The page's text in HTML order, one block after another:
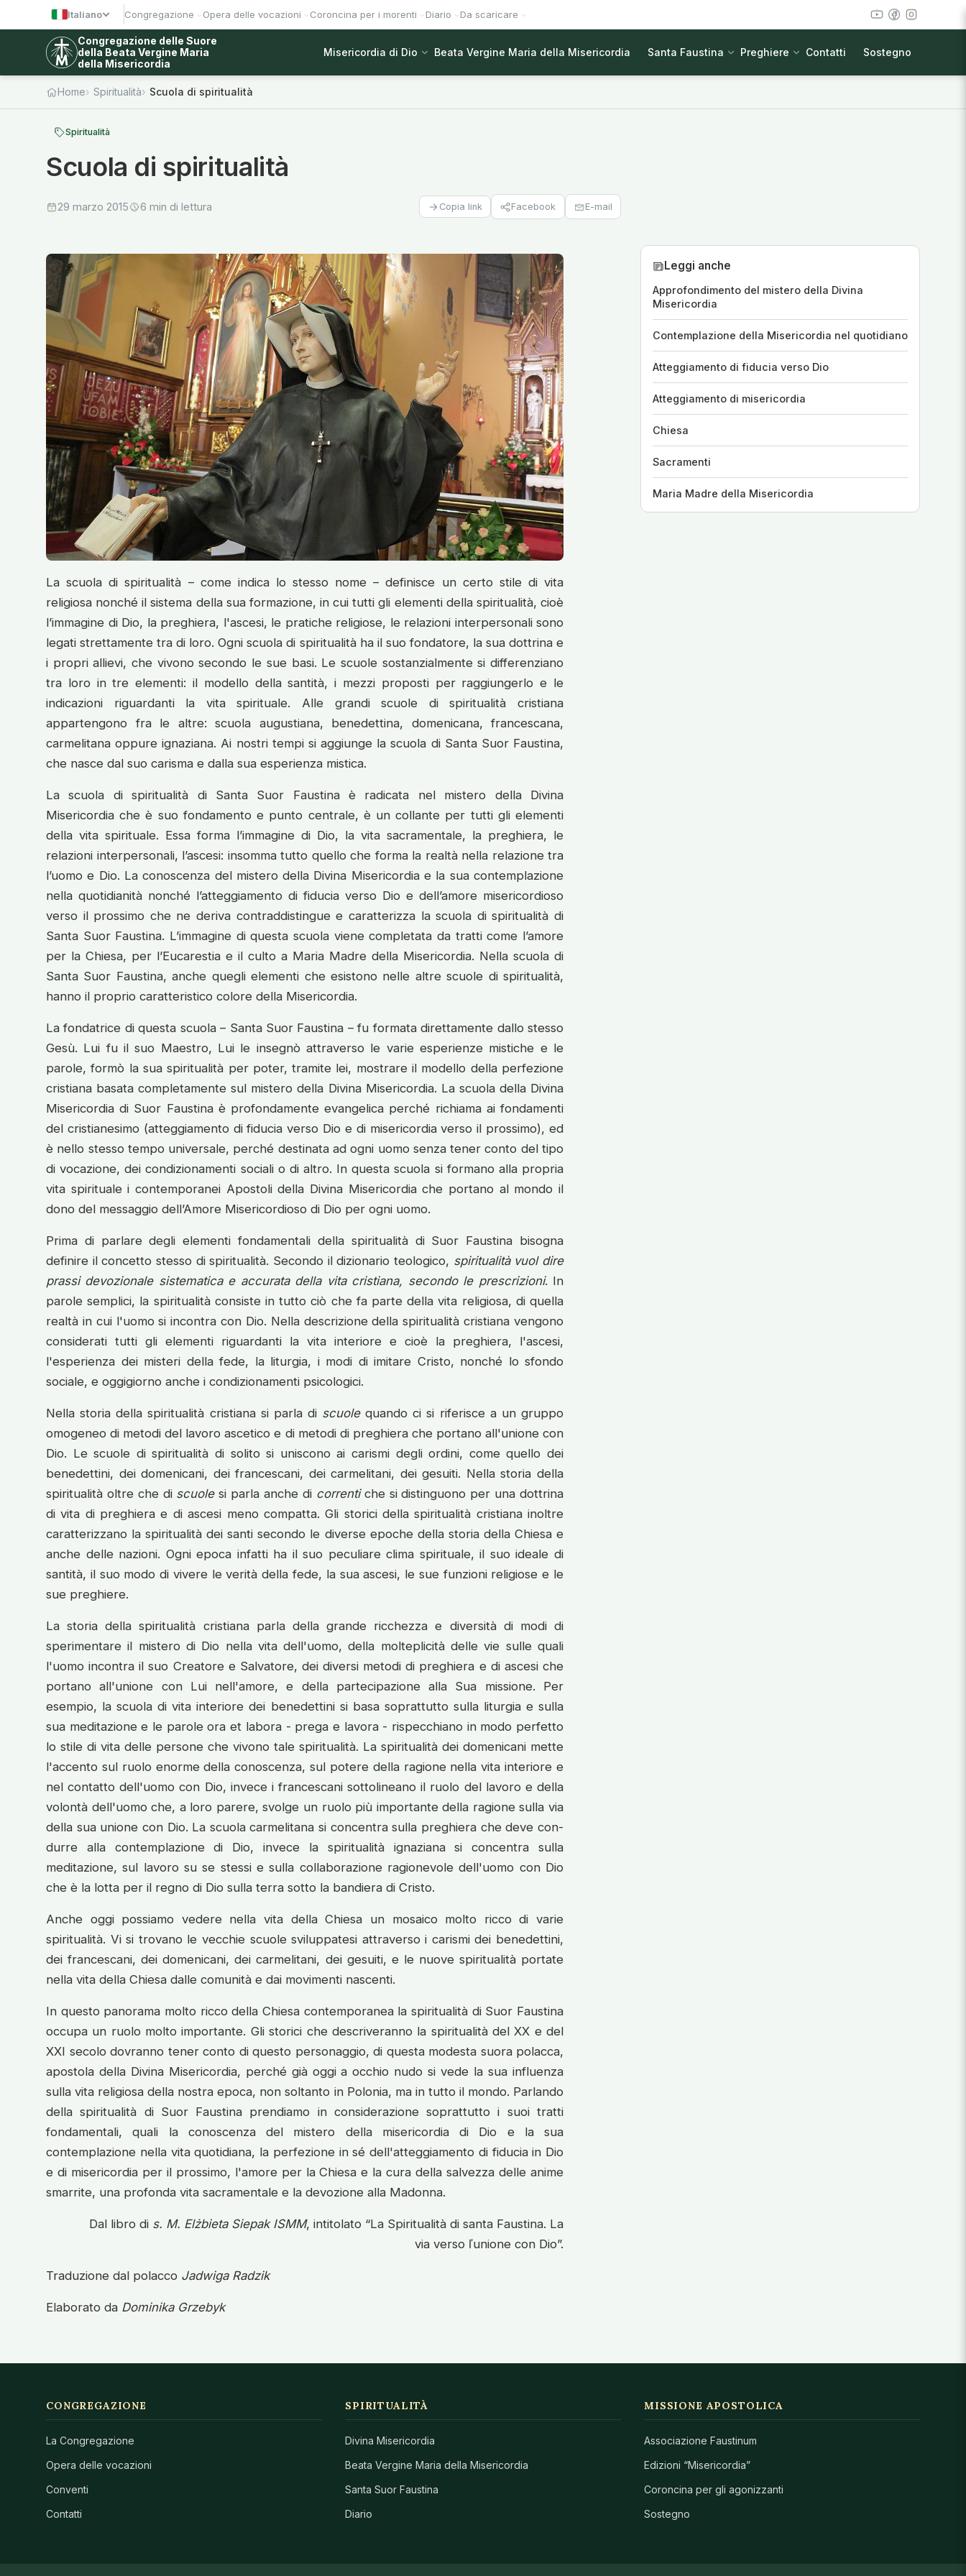
Italiano Congregazione Opera delle vocazioni Coroncina per i morenti Diario Da scaricare
Congregazione delle Suore
della Beata Vergine Maria
della Misericordia
Misericordia di Dio Beata Vergine Maria della Misericordia Santa Faustina Preghiere Contatti Sostegno
Home Spiritualità Scuola di spiritualità
Spiritualità
Scuola di spiritualità
29 marzo 2015 6 min di lettura Copia link Facebook E-mail
La scuola di spiritualità – come indica lo stesso nome – definisce un certo stile di vita
religiosa nonché il sistema della sua formazione, in cui tutti gli elementi della spiritualità, cioè
l’immagine di Dio, la preghiera, l'ascesi, le pratiche religiose, le relazioni interpersonali sono
legati strettamente tra di loro. Ogni scuola di spiritualità ha il suo fondatore, la sua dottrina e
i propri allievi, che vivono secondo le sue basi. Le scuole sostanzialmente si differenziano
tra loro in tre elementi: il modello della santità, i mezzi proposti per raggiungerlo e le
indicazioni riguardanti la vita spirituale. Alle grandi scuole di spiritualità cristiana
appartengono fra le altre: scuola augustiana, benedettina, domenicana, francescana,
carmelitana oppure ignaziana. Ai nostri tempi si aggiunge la scuola di Santa Suor Faustina,
che nasce dal suo carisma e dalla sua esperienza mistica.
La scuola di spiritualità di Santa Suor Faustina è radicata nel mistero della Divina
Misericordia che è suo fondamento e punto centrale, è un collante per tutti gli elementi
della vita spirituale. Essa forma l’immagine di Dio, la vita sacramentale, la preghiera, le
relazioni interpersonali, l’ascesi: insomma tutto quello che forma la realtà nella relazione tra
l’uomo e Dio. La conoscenza del mistero della Divina Misericordia e la sua contemplazione
nella quotidianità nonché l’atteggiamento di fiducia verso Dio e dell’amore misericordioso
verso il prossimo che ne deriva contraddistingue e caratterizza la scuola di spiritualità di
Santa Suor Faustina. L’immagine di questa scuola viene completata da tratti come l’amore
per la Chiesa, per l’Eucarestia e il culto a Maria Madre della Misericordia. Nella scuola di
Santa Suor Faustina, anche quegli elementi che esistono nelle altre scuole di spiritualità,
hanno il proprio caratteristico colore della Misericordia.
La fondatrice di questa scuola – Santa Suor Faustina – fu formata direttamente dallo stesso
Gesù. Lui fu il suo Maestro, Lui le insegnò attraverso le varie esperienze mistiche e le
parole, formò la sua spiritualità per poter, tramite lei, mostrare il modello della perfezione
cristiana basata completamente sul mistero della Divina Misericordia. La scuola della Divina
Misericordia di Suor Faustina è profondamente evangelica perché richiama ai fondamenti
del cristianesimo (atteggiamento di fiducia verso Dio e di misericordia verso il prossimo), ed
è nello stesso tempo universale, perché destinata ad ogni uomo senza tener conto del tipo
di vocazione, dei condizionamenti sociali o di altro. In questa scuola si formano alla propria
vita spirituale i contemporanei Apostoli della Divina Misericordia che portano al mondo il
dono del messaggio dell’Amore Misericordioso di Dio per ogni uomo.
Prima di parlare degli elementi fondamentali della spiritualità di Suor Faustina bisogna
definire il concetto stesso di spiritualità. Secondo il dizionario teologico, spiritualità vuol dire
prassi devozionale sistematica e accurata della vita cristiana, secondo le prescrizioni. In
parole semplici, la spiritualità consiste in tutto ciò che fa parte della vita religiosa, di quella
realtà in cui l'uomo si incontra con Dio. Nella descrizione della spiritualità cristiana vengono
considerati tutti gli elementi riguardanti la vita interiore e cioè la preghiera, l'ascesi,
l'esperienza dei misteri della fede, la liturgia, i modi di imitare Cristo, nonché lo sfondo
sociale, e oggigiorno anche i condizionamenti psicologici.
Nella storia della spiritualità cristiana si parla di scuolequando ci si riferisce a un gruppo
omogeneo di metodi del lavoro ascetico e di metodi di preghiera che portano all'unione con
Dio. Le scuole di spiritualità di solito si uniscono ai carismi degli ordini, come quello dei
benedettini, dei domenicani, dei francescani, dei carmelitani, dei gesuiti. Nella storia della
spiritualità oltre che di scuolesi parla anche di correntiche si distinguono per una dottrina
di vita di preghiera e di ascesi meno compatta. Gli storici della spiritualità cristiana inoltre
caratterizzano la spiritualità dei santi secondo le diverse epoche della storia della Chiesa e
anche delle nazioni. Ogni epoca infatti ha il suo peculiare clima spirituale, il suo ideale di
santità, il suo modo di vivere le verità della fede, la sua ascesi, le sue funzioni religiose e le
sue preghiere.
La storia della spiritualità cristiana parla della grande ricchezza e diversità di modi di
sperimentare il mistero di Dio nella vita dell'uomo, della molteplicità delle vie sulle quali
l'uomo incontra il suo Creatore e Salvatore, dei diversi metodi di preghiera e di ascesi che
portano all'unione con Lui nell'amore, e della partecipazione alla Sua missione. Per
esempio, la scuola di vita interiore dei benedettini si basa soprattutto sulla liturgia e sulla
sua meditazione e le parole ora et labora - prega e lavora - rispecchiano in modo perfetto
lo stile di vita delle persone che vivono tale spiritualità. La spiritualità dei domenicani mette
l'accento sul ruolo enorme della conoscenza, sul potere della ragione nella vita interiore e
nel contatto dell'uomo con Dio, invece i francescani sottolineano il ruolo del lavoro e della
volontà dell'uomo che, a loro parere, svolge un ruolo più importante della ragione sulla via
della sua unione con Dio. La scuola carmelitana si concentra sulla preghiera che deve con-
durre alla contemplazione di Dio, invece la spiritualità ignaziana si concentra sulla
meditazione, sul lavoro su se stessi e sulla collaborazione ragionevole dell'uomo con Dio
che è la lotta per il regno di Dio sulla terra sotto la bandiera di Cristo.
Anche oggi possiamo vedere nella vita della Chiesa un mosaico molto ricco di varie
spiritualità. Vi si trovano le vecchie scuole sviluppatesi attraverso i carismi dei benedettini,
dei francescani, dei domenicani, dei carmelitani, dei gesuiti, e le nuove spiritualità portate
nella vita della Chiesa dalle comunità e dai movimenti nascenti.
In questo panorama molto ricco della Chiesa contemporanea la spiritualità di Suor Faustina
occupa un ruolo molto importante. Gli storici che descriveranno la spiritualità del XX e del
XXI secolo dovranno tener conto di questo personaggio, di questa modesta suora polacca,
apostola della Divina Misericordia, perché già oggi a occhio nudo si vede la sua influenza
sulla vita religiosa della nostra epoca, non soltanto in Polonia, ma in tutto il mondo. Parlando
della spiritualità di Suor Faustina prendiamo in considerazione soprattutto i suoi tratti
fondamentali, quali la conoscenza del mistero della misericordia di Dio e la sua
contemplazione nella vita quotidiana, la perfezione in sé dell'atteggiamento di fiducia in Dio
e di misericordia per il prossimo, l'amore per la Chiesa e la cura della salvezza delle anime
smarrite, una profonda vita sacramentale e la devozione alla Madonna.
Dal libro di s. M. Elżbieta Siepak ISMM, intitolato “La Spiritualità di santa Faustina. La
via verso ľunione con Dio”.
Traduzione dal polacco Jadwiga Radzik
Elaborato da Dominika Grzebyk
Leggi anche
Approfondimento del mistero della Divina
Misericordia
Contemplazione della Misericordia nel quotidiano
Atteggiamento di fiducia verso Dio
Atteggiamento di misericordia
Chiesa
Sacramenti
Maria Madre della Misericordia
CONGREGAZIONE
La Congregazione
Opera delle vocazioni
Conventi
Contatti
SPIRITUALITÀ
Divina Misericordia
Beata Vergine Maria della Misericordia
Santa Suor Faustina
Diario
MISSIONE APOSTOLICA
Associazione Faustinum
Edizioni “Misericordia”
Coroncina per gli agonizzanti
Sostegno